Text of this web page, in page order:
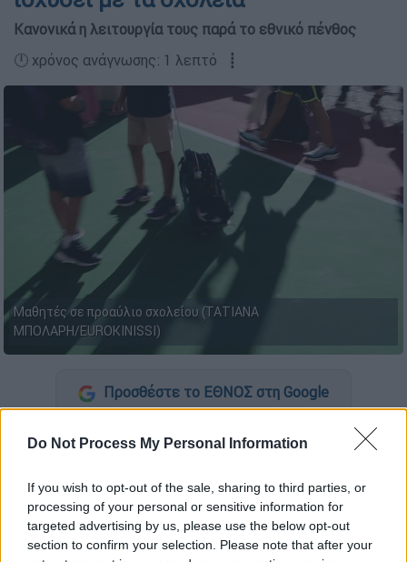
Do Not Process My Personal Information
If you wish to opt-out of the sale, sharing to third parties, or
processing of your personal or sensitive information for
targeted advertising by us, please use the below opt-out
section to confirm your selection. Please note that after your
Κανονικά η λειτουργία τους παρά το εθνικό πένθος
🕛 χρόνος ανάγνωσης: 1 λεπτό ┋
Μαθητές σε προαύλιο σχολείου (ΤΑΤΙΑΝΑ
ΜΠΟΛΑΡΗ/EUROKINISSI)
Προσθέστε το ΕΘΝΟΣ στη Google
Τετραήμερο εθνικό πένθοςθα κηρύξει η
πρωθυπουργούΚώστα Σημίτη , ο οποίος
έφυγε από τη ζωή σήμερα σε ηλικία 88 ετών.